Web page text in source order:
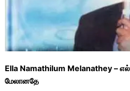
Ella Namathilum Melanathey –
மேலானதே